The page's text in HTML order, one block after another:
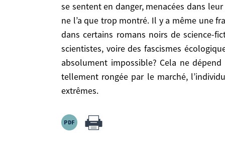
se sentent en danger, menacées dans
ne l’a que trop montré. Il y a même une
dans certains romans noirs de science-
scientistes, voire des fascismes
absolument impossible? Cela ne
tellement rongée par le marché,
extrêmes.
Source:Https://www.hubertvedrine.net
Homepage > Publications > Surmonter
01/01/2005